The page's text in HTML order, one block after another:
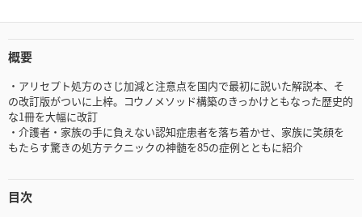
概要
・アリセプト処方のさじ加減と注意点を国内で最初に説いた解説本、そ
の改訂版がついに上梓。コウノメソッド構築のきっかけともなった歴史的
な1冊を大幅に改訂
・介護者・家族の手に負えない認知症患者を落ち着かせ、家族に笑顔を
もたらす驚きの処方テクニックの神髄を85の症例とともに紹介
目次